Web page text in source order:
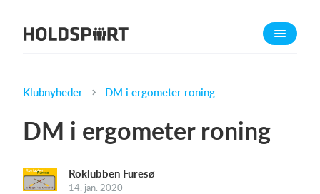
Om Holdsport
Presseomtale
Kalender
Klubnyheder DM i ergometer roning
DM i ergometer roning
Roklubben Furesø
14. jan. 2020